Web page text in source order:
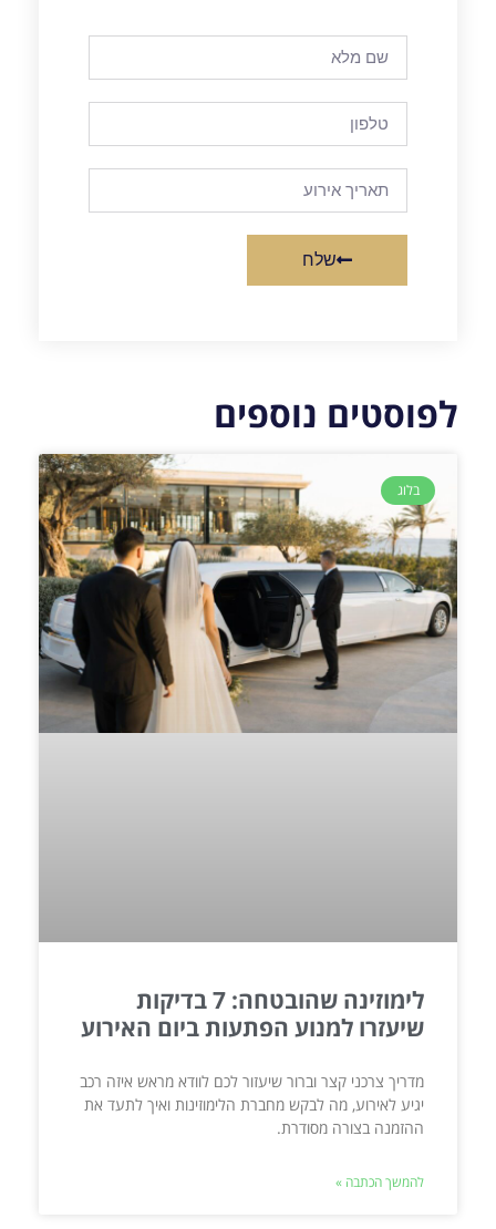
שלח
לפוסטים נוספים
בלוג
לימוזינה שהובטחה: 7 בדיקות
שיעזרו למנוע הפתעות ביום האירוע
מדריך צרכני קצר וברור שיעזור לכם לוודא מראש איזה רכב
יגיע לאירוע, מה לבקש מחברת הלימוזינות ואיך לתעד את
ההזמנה בצורה מסודרת.
להמשך הכתבה »